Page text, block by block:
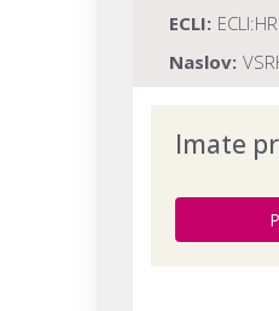
ECLI:
Naslov:
Imate